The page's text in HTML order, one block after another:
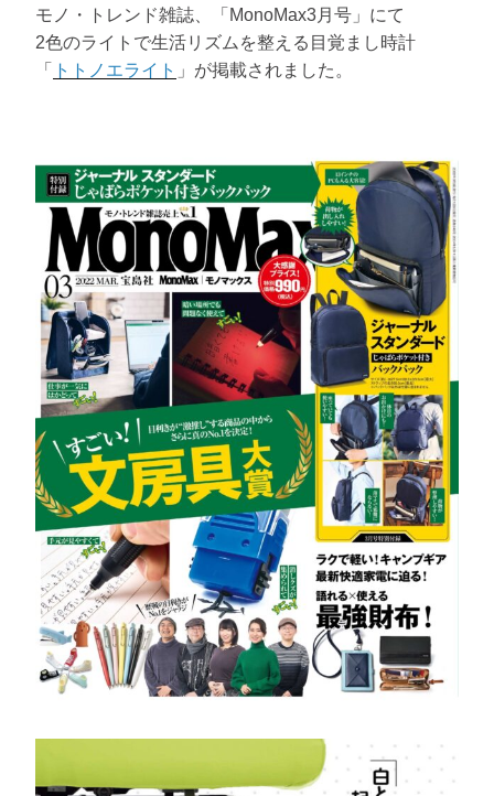
モノ・トレンド雑誌、「MonoMax3月号」にて
2色のライトで生活リズムを整える目覚まし時計
「
トトノエライト 」が掲載されました。